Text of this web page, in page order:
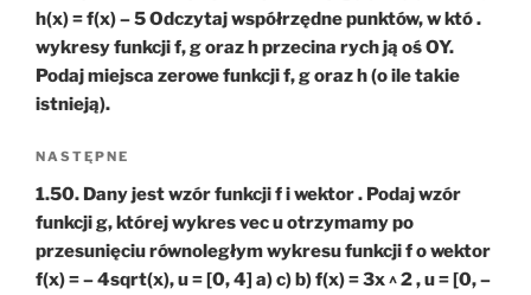
h(x) = f(x) – 5 Odczytaj współrzędne punktów, w któ .
wykresy funkcji f, g oraz h przecina rych ją oś OY.
Podaj miejsca zerowe funkcji f, g oraz h (o ile takie
istnieją).
Następny
wpis
NASTĘPNE
1.50. Dany jest wzór funkcji f i wektor . Podaj wzór
funkcji g, której wykres vec u otrzymamy po
przesunięciu równoległym wykresu funkcji f o wektor
f(x) = – 4sqrt(x), u = [0, 4] a) c) b) f(x) = 3x ^ 2 , u = [0, –